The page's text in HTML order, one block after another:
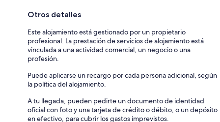
Otros detalles
Este alojamiento está gestionado por un propietario
profesional. La prestación de servicios de alojamiento está
vinculada a una actividad comercial, un negocio o una
profesión.
Puede aplicarse un recargo por cada persona adicional, según
la política del alojamiento.
A tu llegada, pueden pedirte un documento de identidad
oficial con foto y una tarjeta de crédito o débito, o un depósito
en efectivo, para cubrir los gastos imprevistos.